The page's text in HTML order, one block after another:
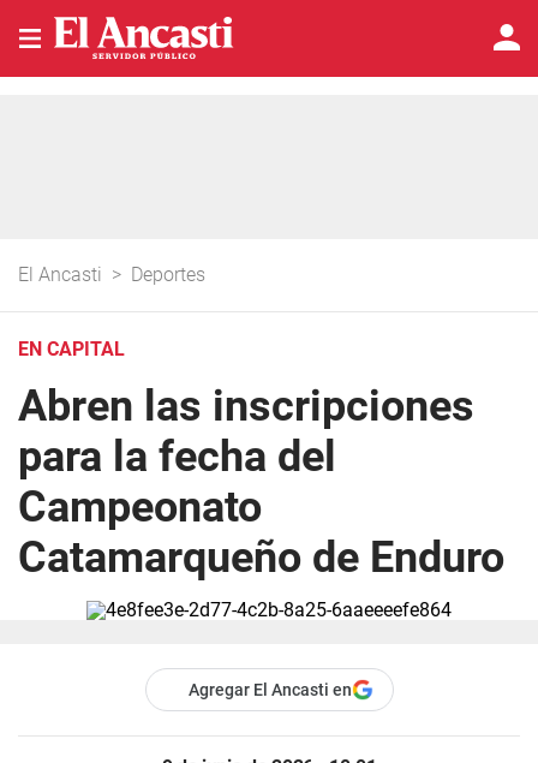
El Ancasti > Deportes
EN CAPITAL
Abren las inscripciones
para la fecha del
Campeonato
Catamarqueño de Enduro
Agregar El Ancasti en